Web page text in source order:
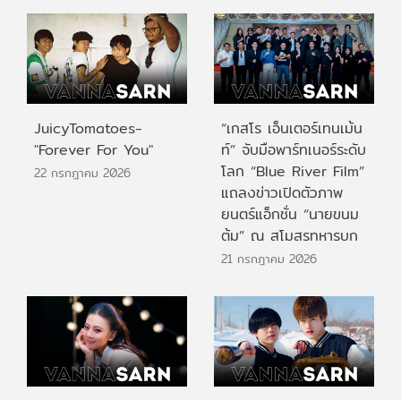
JuicyTomatoes-
"Forever For You"
22 กรกฎาคม 2026
“เกสโร เอ็นเตอร์เทนเม้น
ท์” จับมือพาร์ทเนอร์ระดับ
โลก “Blue River Film”
แถลงข่าวเปิดตัวภาพ
ยนตร์แอ็กชั่น “นายขนม
ต้ม” ณ สโมสรทหารบก
21 กรกฎาคม 2026